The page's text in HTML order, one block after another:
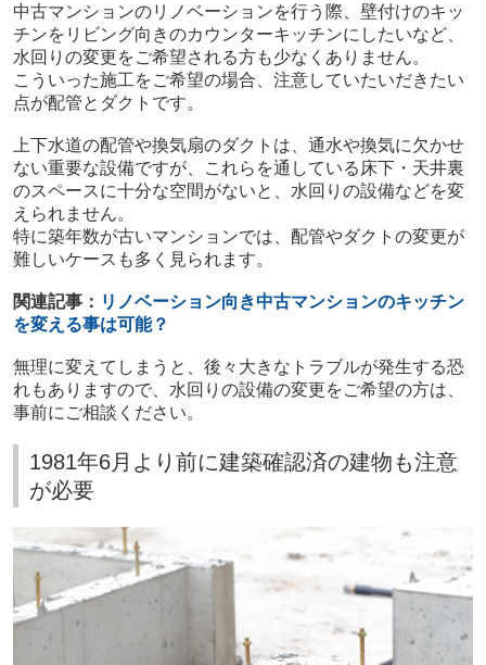
中古マンションのリノベーションを行う際、壁付けのキッ
チンをリビング向きのカウンターキッチンにしたいなど、
水回りの変更をご希望される方も少なくありません。
こういった施工をご希望の場合、注意していたいだきたい
点が配管とダクトです。
上下水道の配管や換気扇のダクトは、通水や換気に欠かせ
ない重要な設備ですが、これらを通している床下・天井裏
のスペースに十分な空間がないと、水回りの設備などを変
えられません。
特に築年数が古いマンションでは、配管やダクトの変更が
難しいケースも多く見られます。
関連記事： リノベーション向き中古マンションのキッチン
を変える事は可能？
無理に変えてしまうと、後々大きなトラブルが発生する恐
れもありますので、水回りの設備の変更をご希望の方は、
事前にご相談ください。
1981年6月より前に建築確認済の建物も注意
が必要